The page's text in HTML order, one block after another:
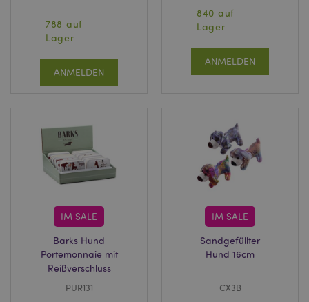
788 auf
Lager
ANMELDEN
840 auf
Lager
ANMELDEN
IM SALE
Barks Hund
Portemonnaie mit
Reißverschluss
PUR131
IM SALE
Sandgefüllter
Hund 16cm
CX3B